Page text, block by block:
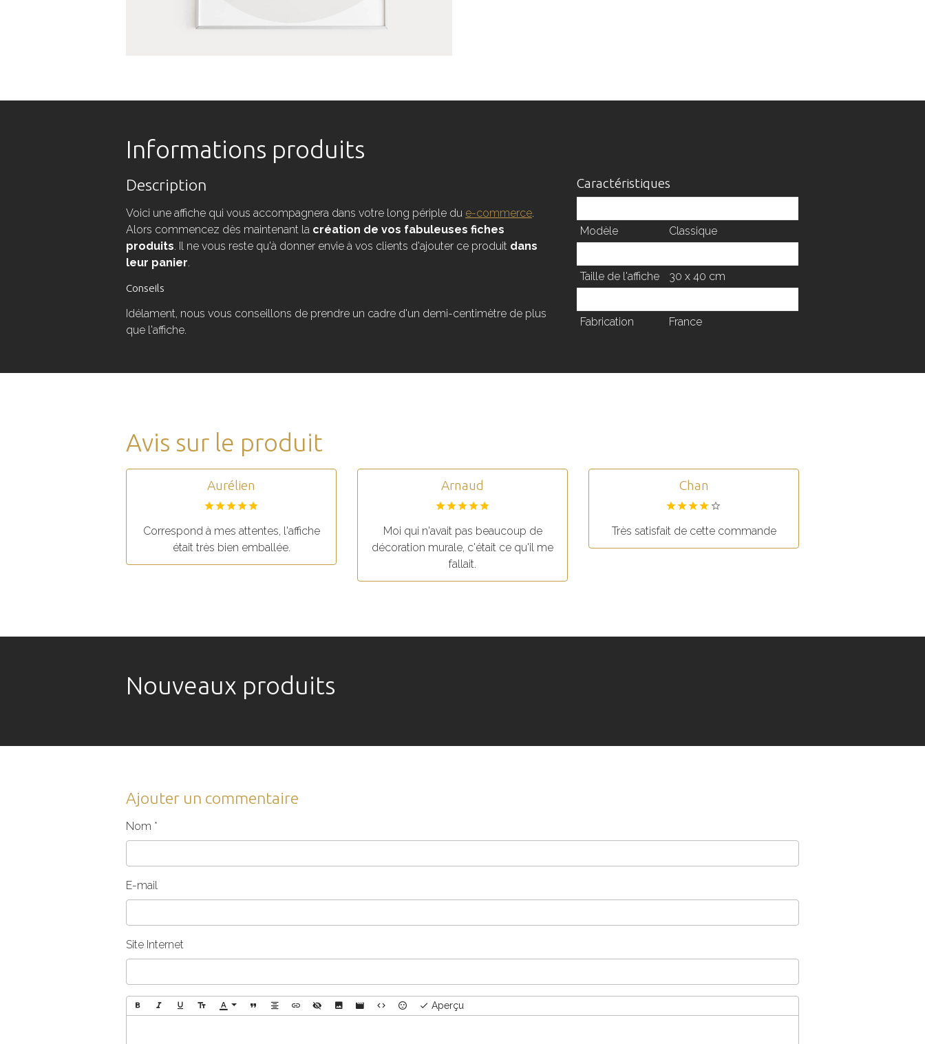
Informations produits
Description
Voici une affiche qui vous accompagnera dans votre long périple du e-commerce.
Alors commencez dès maintenant la création de vos fabuleuses fiches
produits. Il ne vous reste qu'à donner envie à vos clients d'ajouter ce produit dans
leur panier.
Conseils
Idélament, nous vous conseillons de prendre un cadre d'un demi-centimètre de plus
que l'affiche.
Caractéristiques
Modèle
Classique
Taille de l'affiche
30 x 40 cm
Fabrication
France
Avis sur le produit
Aurélien
Correspond à mes attentes, l'affiche
était très bien emballée.
Arnaud
Moi qui n'avait pas beaucoup de
décoration murale, c'était ce qu'il me
fallait.
Chan
Très satisfait de cette commande
Nouveaux produits
Ajouter un commentaire
Nom
E-mail
Site Internet
Aperçu